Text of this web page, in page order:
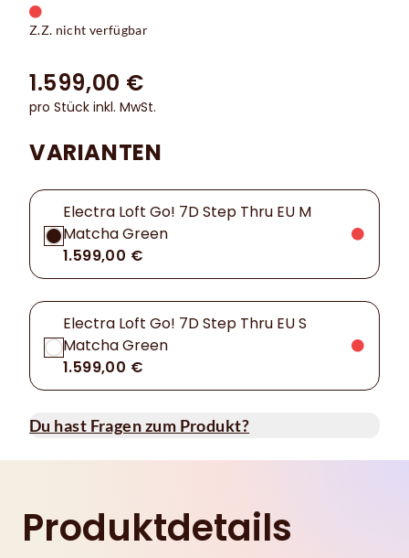
Z.Z. nicht verfügbar
1.599,00 €
pro Stück inkl. MwSt.
VARIANTEN
Electra Loft Go! 7D Step Thru EU M
Matcha Green
1.599,00 €
Electra Loft Go! 7D Step Thru EU S
Matcha Green
1.599,00 €
Du hast Fragen zum Produkt?
Produktdetails